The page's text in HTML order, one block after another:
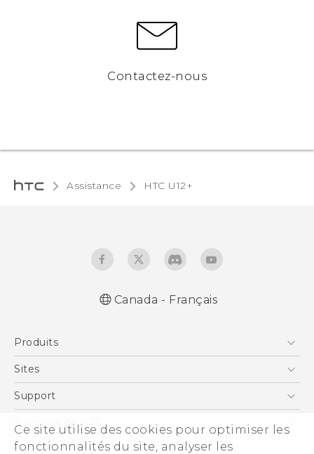
Ce site utilise des cookies pour optimiser les
fonctionnalités du site, analyser les
Contactez-nous
Assistance HTC U12+‎
Canada - Français
Produits
5G
EXODUS
VIVE
Sites
HTC Dev
Support
Statut de la commande
À propos de HTC
ESG